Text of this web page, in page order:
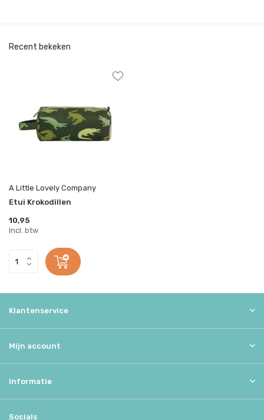
Recent bekeken
A Little Lovely Company
Etui Krokodillen
10,95
Incl. btw
Klantenservice
Mijn account
Informatie
Socials